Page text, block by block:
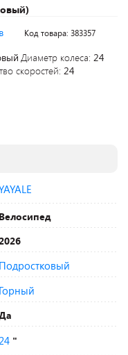
Код товара: 383357
Диаметр колеса: 24
скоростей: 24
Велосипед
Подростковый
Горный
"